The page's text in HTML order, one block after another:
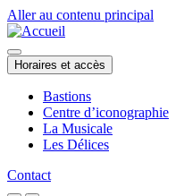
Aller au contenu principal
Horaires et accès
Bastions
Centre d’iconographie
La Musicale
Les Délices
Contact